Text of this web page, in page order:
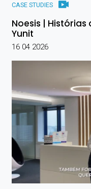
CASE STUDIES
Noesis | Histórias
Yunit
16 04 2026